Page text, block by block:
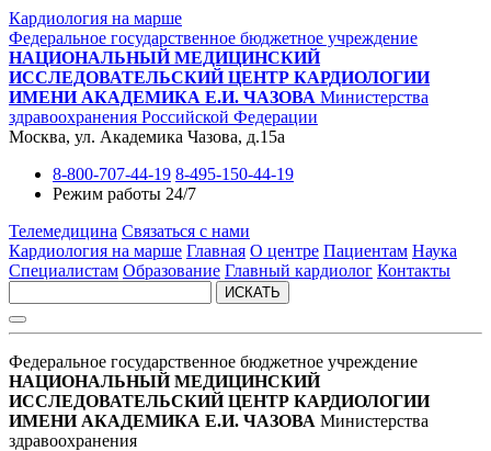
Кардиология на марше
Федеральное государственное бюджетное учреждение
НАЦИОНАЛЬНЫЙ МЕДИЦИНСКИЙ
ИССЛЕДОВАТЕЛЬСКИЙ ЦЕНТР КАРДИОЛОГИИ
ИМЕНИ АКАДЕМИКА Е.И. ЧАЗОВА Министерства
здравоохранения Российской Федерации
Москва, ул. Академика Чазова, д.15а
8-800-707-44-19 8-495-150-44-19
Режим работы 24/7
Телемедицина Связаться с нами
Кардиология на марше Главная О центре Пациентам Наука
Специалистам Образование Главный кардиолог Контакты
ИСКАТЬ
Федеральное государственное бюджетное учреждение
НАЦИОНАЛЬНЫЙ МЕДИЦИНСКИЙ
ИССЛЕДОВАТЕЛЬСКИЙ ЦЕНТР КАРДИОЛОГИИ
ИМЕНИ АКАДЕМИКА Е.И. ЧАЗОВА Министерства
здравоохранения